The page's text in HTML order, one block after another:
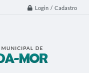
Login / Cadastro